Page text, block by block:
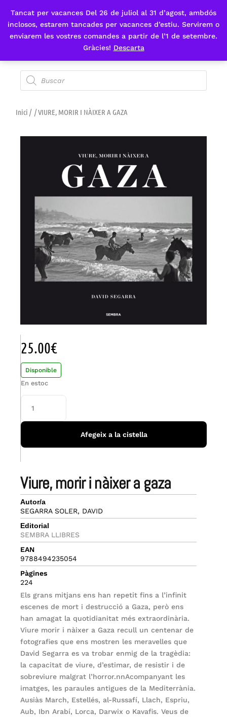
Tancat per vacances Del 26 de juliol al 31 d’agost, ambdós
inclosos, estarem tancades per vacances d’estiu. Servirem o
enviarem les vostres comandes a partir de l’1 de setembre.
Gràcies! Descarta
Fes-te'n sòcia
Inici / / VIURE, MORIR I NÀIXER A GAZA
viure, morir i nàixer a gaza
Autor/a
SEGARRA SOLER, DAVID
Editorial
SEMBRA LLIBRES
EAN
9788494235054
Pàgines
224
Els grans mitjans ens han repetit fins a l’infinit
escenes de mort i destrucció a Gaza, però ens
han amagat la quotidianitat més extraordinària.
Viure morir i nàixer a Gaza recull un centenar de
fotografies que ens mostren les meravelles que
David Segarra es va trobar enmig de la tragèdia:
la capacitat de viure, d’estimar, de resistir i de
sobreviure malgrat l’horror.nnAcompanyant les
imatges, les paraules antigues de la Mediterrània.
Ausiàs March, Estellés, al-Russafí, Llach, Espriu,
Aub, Ibn Arabí, Lorca, Darwix o Kavafis. Veus de
25.00€
Disponible
En estoc
Afegeix a la cistella